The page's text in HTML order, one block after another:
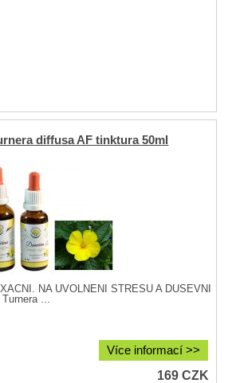
diffusa AF tinktura 50ml
NA UVOLNĚNÍ STRESU A DUŠEVNÍ
...
Více informací >>
169CZK